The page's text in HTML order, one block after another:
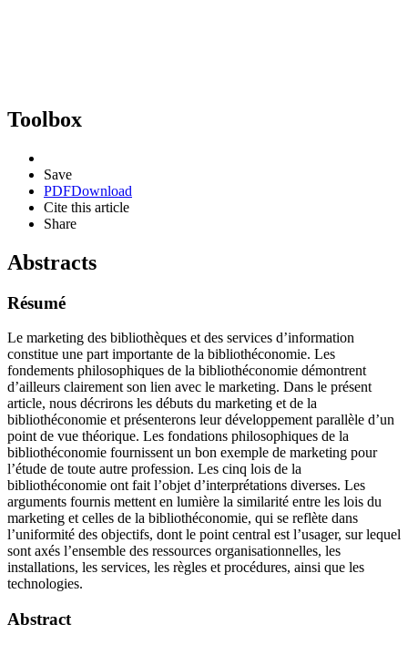
Toolbox
Save
PDFDownload
Cite this article
Share
Abstracts
Résumé
Le marketing des bibliothèques et des services d’information
constitue une part importante de la bibliothéconomie. Les
fondements philosophiques de la bibliothéconomie démontrent
d’ailleurs clairement son lien avec le marketing. Dans le présent
article, nous décrirons les débuts du marketing et de la
bibliothéconomie et présenterons leur développement parallèle d’un
point de vue théorique. Les fondations philosophiques de la
bibliothéconomie fournissent un bon exemple de marketing pour
l’étude de toute autre profession. Les cinq lois de la
bibliothéconomie ont fait l’objet d’interprétations diverses. Les
arguments fournis mettent en lumière la similarité entre les lois du
marketing et celles de la bibliothéconomie, qui se reflète dans
l’uniformité des objectifs, dont le point central est l’usager, sur lequel
sont axés l’ensemble des ressources organisationnelles, les
installations, les services, les règles et procédures, ainsi que les
technologies.
Abstract